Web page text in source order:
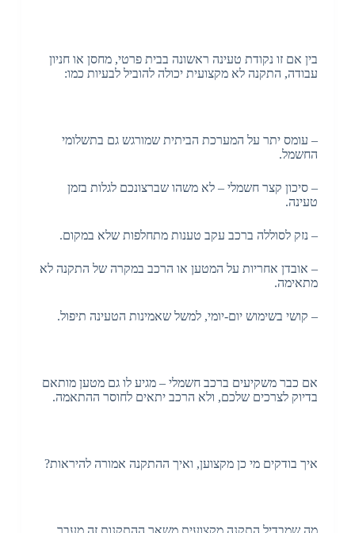
בין אם זו נקודת טעינה ראשונה בבית פרטי, מחסן או חניון
עבודה, התקנה לא מקצועית יכולה להוביל לבעיות כמו:
– עומס יתר על המערכת הביתית שמורגש גם בתשלומי
החשמל.
– סיכון קצר חשמלי – לא משהו שברצונכם לגלות בזמן
טעינה.
– נזק לסוללה ברכב עקב טענות מתחלפות שלא במקום.
– אובדן אחריות על המטען או הרכב במקרה של התקנה לא
מתאימה.
– קושי בשימוש יום-יומי, למשל שאמינות הטעינה תיפול.
אם כבר משקיעים ברכב חשמלי – מגיע לו גם מטען מותאם
בדיוק לצרכים שלכם, ולא הרכב יתאים לחוסר ההתאמה.
איך בודקים מי כן מקצוען, ואיך ההתקנה אמורה להיראות?
מה שמבדיל התקנה מקצועית משאר ההתקנות זה מעבר